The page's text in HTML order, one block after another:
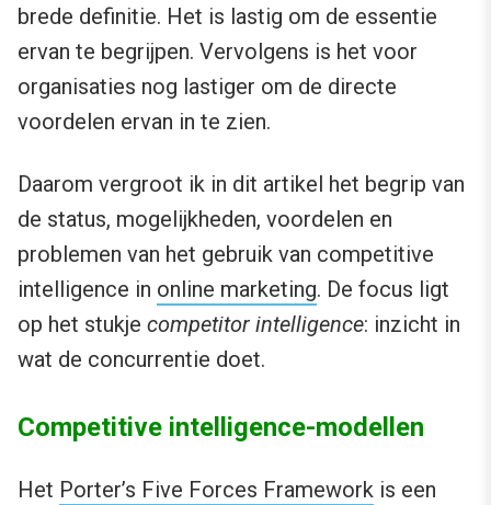
brede definitie. Het is lastig om de essentie
ervan te begrijpen. Vervolgens is het voor
organisaties nog lastiger om de directe
voordelen ervan in te zien.
Daarom vergroot ik in dit artikel het begrip van
de status, mogelijkheden, voordelen en
problemen van het gebruik van competitive
intelligence in online marketing. De focus ligt
op het stukje competitor intelligence: inzicht in
wat de concurrentie doet.
Competitive intelligence-modellen
Het Porter’s Five Forces Framework is een